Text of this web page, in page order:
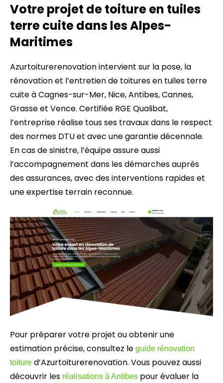
Votre projet de toiture en tuiles
terre cuite dans les Alpes-
Maritimes
Azurtoiturerenovation intervient sur la pose, la
rénovation et l’entretien de toitures en tuiles terre
cuite à Cagnes-sur-Mer, Nice, Antibes, Cannes,
Grasse et Vence. Certifiée RGE Qualibat,
l’entreprise réalise tous ses travaux dans le respect
des normes DTU et avec une garantie décennale.
En cas de sinistre, l’équipe assure aussi
l’accompagnement dans les démarches auprès
des assurances, avec des interventions rapides et
une expertise terrain reconnue.
Pour préparer votre projet ou obtenir une
estimation précise, consultez le guide rénovation
toiture d’Azurtoiturerenovation. Vous pouvez aussi
découvrir les réalisations à Antibes pour évaluer la